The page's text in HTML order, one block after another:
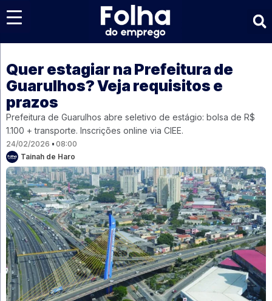
Quer estagiar na Prefeitura de
Guarulhos? Veja requisitos e
prazos
Prefeitura de Guarulhos abre seletivo de estágio: bolsa de R$
1.100 + transporte. Inscrições online via CIEE.
24/02/2026
08:00
Tainah de Haro